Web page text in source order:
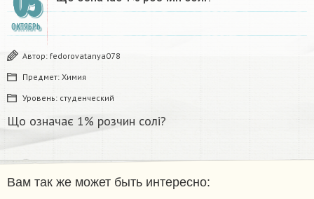
ОКТЯБРЬ
Автор: fedorovatanya078
Предмет: Химия
Уровень: студенческий
Що означає 1% розчин солі?
Вам так же может быть интересно: